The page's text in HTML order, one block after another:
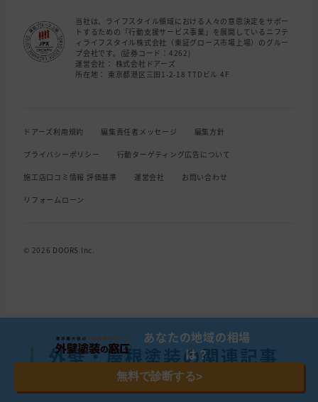
当社は、ライフスタイル領域における人々の意思決定をサポー
トするための「行動支援サービス事業」を展開しているニフテ
ィライフスタイル株式会社（東証グロース市場上場）のグルー
プ会社です。(証券コード：4262)
運営会社： 株式会社ドアーズ
所在地： 東京都港区三田1-2-18 TTDビル 4F
ドアーズ利用規約 編集責任者メッセージ 編集方針
プライバシーポリシー 行動ターゲティング広告について
施工店口コミ情報 評価基準 運営会社 お問い合わせ
リフォームローン
© 2026 DOORS Inc.
外壁・屋根塗装の関連記事
あなたの地域の相場
は？
無料で診断する>